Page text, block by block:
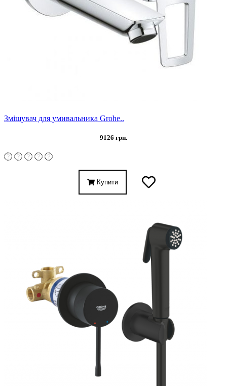
Змішувач для умивальника Grohe..
9126 грн.
Купити